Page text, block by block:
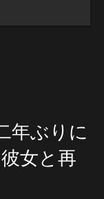
年ぶりに
女と再